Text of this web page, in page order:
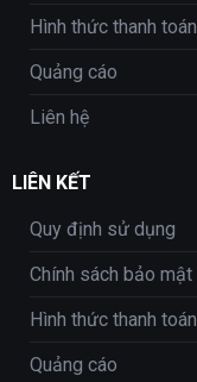
Hình thức thanh toán
Quảng cáo
Liên hệ
LIÊN KẾT
Quy định sử dụng
Chính sách bảo mật
Hình thức thanh toán
Quảng cáo